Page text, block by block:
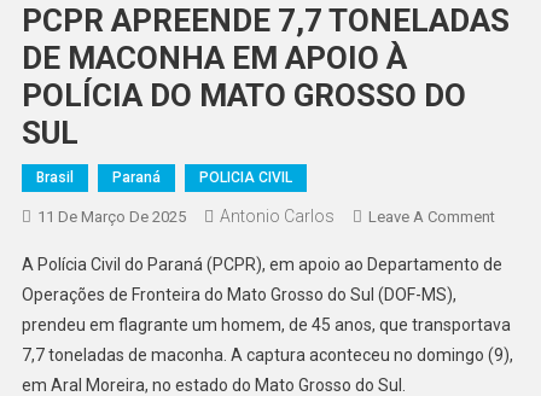
PCPR APREENDE 7,7 TONELADAS
DE MACONHA EM APOIO À
POLÍCIA DO MATO GROSSO DO
SUL
Brasil Paraná POLICIA CIVIL
11 De Março De 2025 Antonio Carlos Leave A CommentOn
DE
A Polícia Civil do Paraná (PCPR), em apoio ao Departamento de
Operações de Fronteira do Mato Grosso do Sul (DOF-MS),
prendeu em flagrante um homem, de 45 anos, que transportava
7,7 toneladas de maconha. A captura aconteceu no domingo (9),
em Aral Moreira, no estado do Mato Grosso do Sul.